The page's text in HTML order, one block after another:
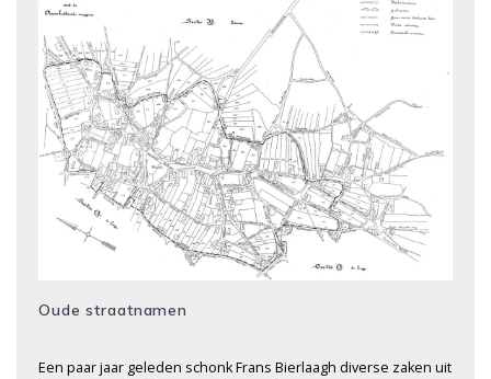
Oude straatnamen
Een paar jaar geleden schonk Frans Bierlaagh diverse zaken uit